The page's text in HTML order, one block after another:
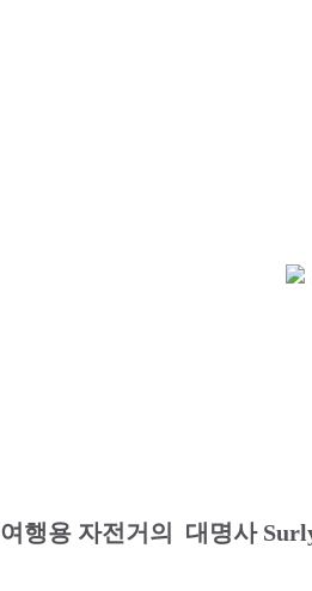
여행용 자전거의 대명사